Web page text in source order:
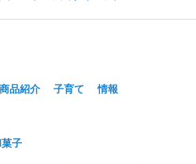
商品紹介 子育て
情報
子